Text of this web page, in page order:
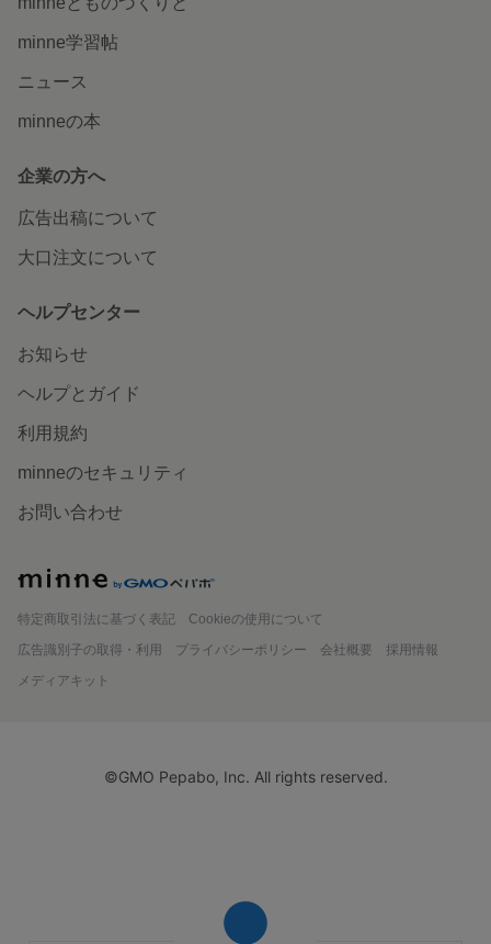
minne学習帖
ニュース
minneの本
企業の方へ
広告出稿について
大口注文について
ヘルプセンター
お知らせ
ヘルプとガイド
利用規約
minneのセキュリティ
お問い合わせ
特定商取引法に基づく表記
Cookieの使用について
広告識別子の取得・利用
プライバシーポリシー 会社概要
採用情報
メディアキット
©GMO Pepabo, Inc. All rights reserved.